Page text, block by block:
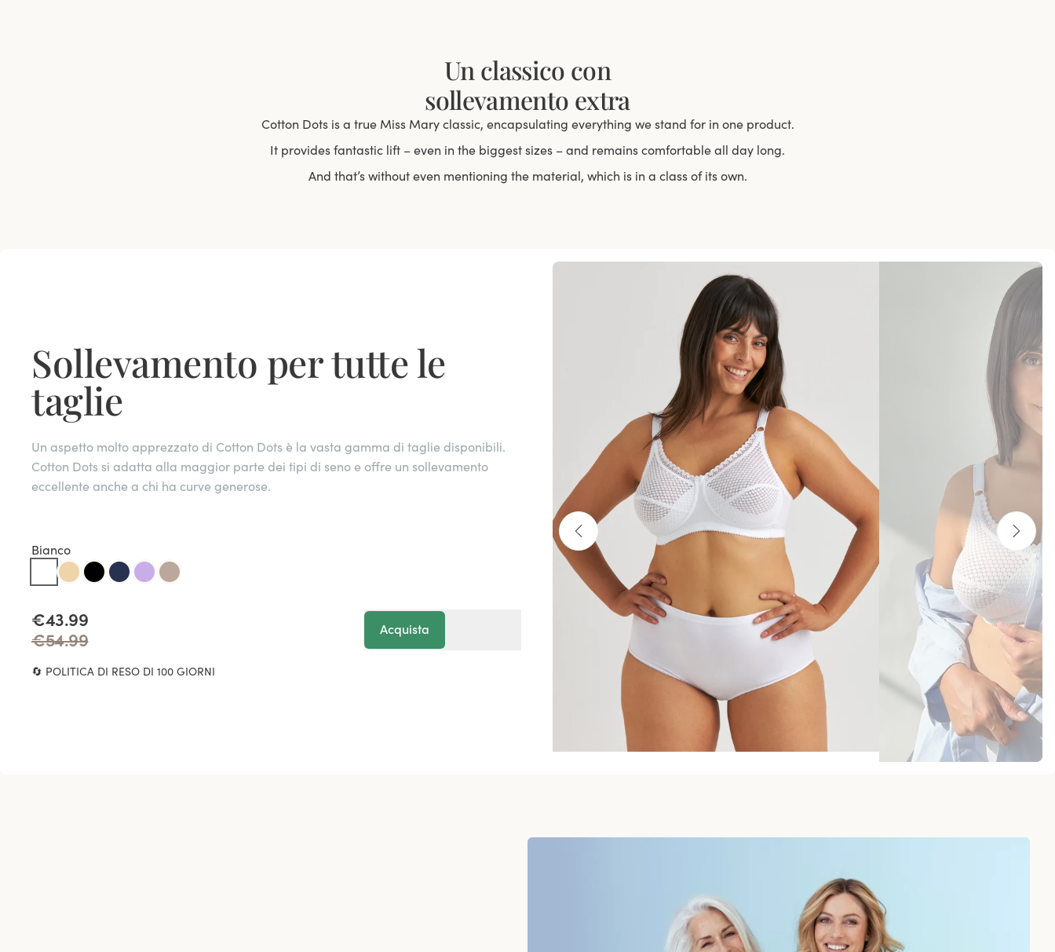
Un classico con
sollevamento extra
Cotton Dots is a true Miss Mary classic, encapsulating everything we stand for in one product.
It provides fantastic lift – even in the biggest sizes – and remains comfortable all day long.
And that’s without even mentioning the material, which is in a class of its own.
Sollevamento per tutte le
taglie
Un aspetto molto apprezzato di Cotton Dots è la vasta gamma di taglie disponibili.
Cotton Dots si adatta alla maggior parte dei tipi di seno e offre un sollevamento
eccellente anche a chi ha curve generose.
Bianco
€43.99
€54.99
Acquista
🔄 POLITICA DI RESO DI 100 GIORNI